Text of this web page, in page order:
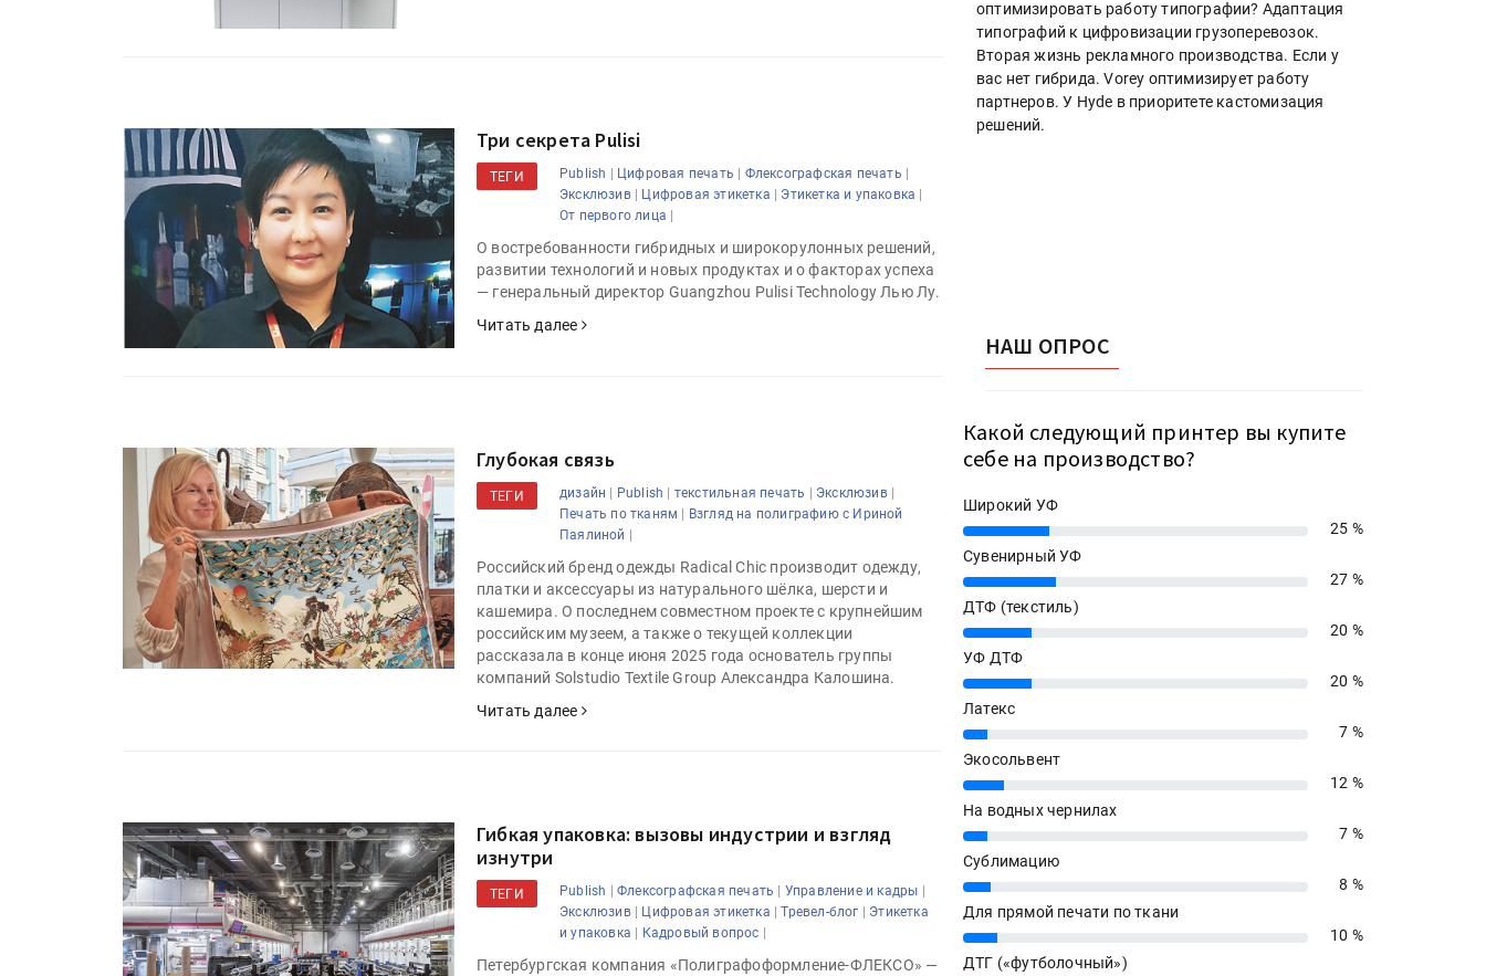
Три секрета Pulisi
ТЕГИ Publish | Цифровая печать | Флексографская печать |
Эксклюзив| Цифровая этикетка | Этикетка и упаковка |
От первого лица |
О востребованности гибридных и широкорулонных решений,
развитии технологий и новых продуктах и о факторах успеха
— генеральный директор Guangzhou Pulisi Technology Лью Лу.
Читать далее
Глубокая связь
ТЕГИ дизайн | Publish | текстильная печать | Эксклюзив|
Печать по тканям | Взгляд на полиграфию с Ириной
Паялиной |
Российский бренд одежды Radical Chic производит одежду,
платки и аксессуары из натурального шёлка, шерсти и
кашемира. О последнем совместном проекте с крупнейшим
российским музеем, а также о текущей коллекции
рассказала в конце июня 2025 года основатель группы
компаний Solstudio Textile Group Александра Калошина.
Читать далее
Гибкая упаковка: вызовы индустрии и взгляд
изнутри
ТЕГИ Publish |Флексографская печать | Управление и кадры |
Эксклюзив| Цифровая этикетка |Тревел-блог | Этикетка
и упаковка | Кадровый вопрос |
Петербургская компания «Полиграфоформление-ФЛЕКСО» —
оптимизировать работу типографии? Адаптация
типографий к цифровизации грузоперевозок.
Вторая жизнь рекламного производства. Если у
вас нет гибрида. Vorey оптимизирует работу
партнеров. У Hyde в приоритете кастомизация
решений.
НАШ ОПРОС
Какой следующий принтер вы купите
себе на производство?
Широкий УФ
25%
25 %
Сувенирный УФ
27%
27 %
ДТФ (текстиль)
20%
20 %
УФ ДТФ
20%
20 %
Латекс
7%
7 %
Экосольвент
12%
12 %
На водных чернилах
7%
7 %
Сублимацию
8%
8 %
Для прямой печати по ткани
10%
10 %
ДТГ («футболочный»)